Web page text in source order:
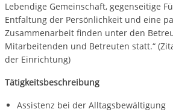
Lebendige Gemeinschaft, gegenseitige
Entfaltung der Persönlichkeit und eine
Zusammenarbeit finden unter den
Mitarbeitenden und Betreuten statt.“
der Einrichtung)
Tätigkeitsbeschreibung
Assistenz bei der Alltagsbewältigung